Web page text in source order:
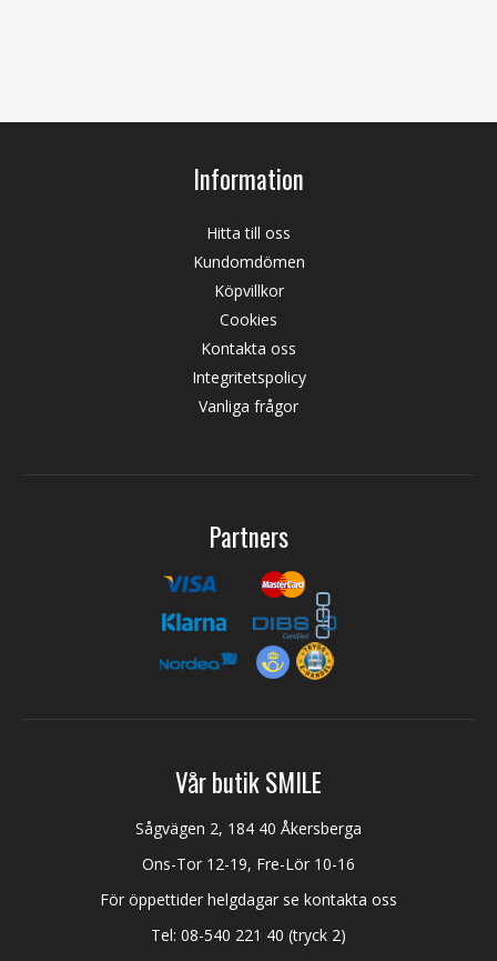
Information
Hitta till oss
Kundomdömen
Köpvillkor
Cookies
Kontakta oss
Integritetspolicy
Vanliga frågor
Partners
Vår butik SMILE
Sågvägen 2, 184 40 Åkersberga
Ons-Tor 12-19, Fre-Lör 10-16
För öppettider helgdagar se kontakta oss
Tel: 08-540 221 40 (tryck 2)